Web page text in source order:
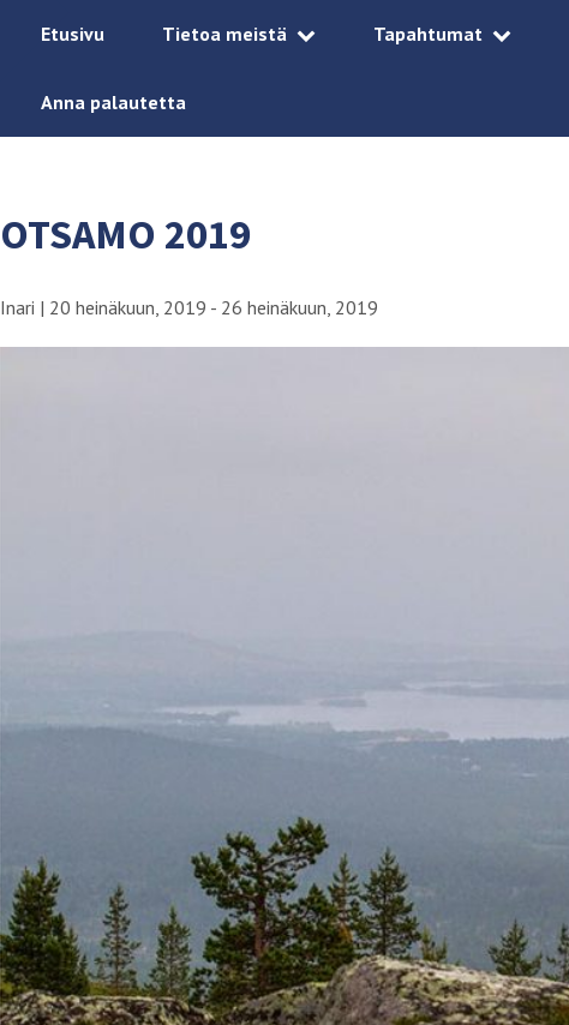
Etusivu Tietoa meistä Tapahtumat
Anna palautetta
OTSAMO 2019
Inari | 20 heinäkuun, 2019 - 26 heinäkuun, 2019